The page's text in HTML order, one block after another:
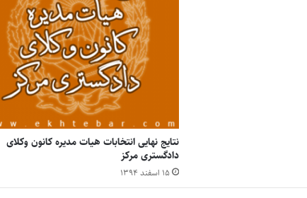
نتایج نهایی انتخابات هیات مدیره کانون وکلای
دادگستری مرکز
۱۵ اسفند ۱۳۹۴